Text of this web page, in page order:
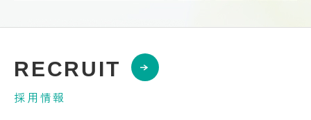
RECRUIT
採用情報